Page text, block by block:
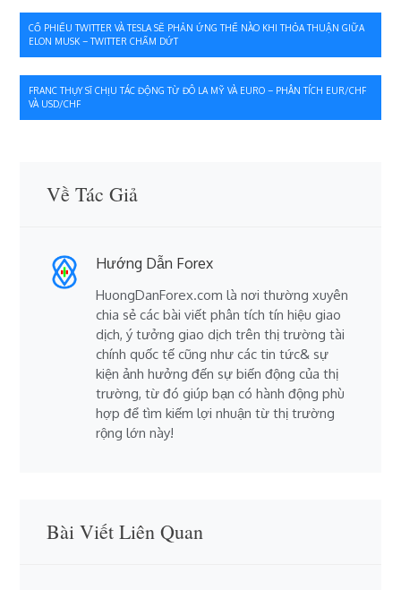
Điều
hướng
bài
viết
CỔ PHIẾU TWITTER VÀ TESLA SẼ PHẢN ỨNG THẾ NÀO KHI THỎA THUẬN GIỮA
ELON MUSK – TWITTER CHẤM DỨT
FRANC THỤY SĨ CHỊU TÁC ĐỘNG TỪ ĐÔ LA MỸ VÀ EURO – PHÂN TÍCH EUR/CHF
VÀ USD/CHF
Về Tác Giả
Hướng Dẫn Forex
HuongDanForex.com là nơi thường xuyên
chia sẻ các bài viết phân tích tín hiệu giao
dịch, ý tưởng giao dịch trên thị trường tài
chính quốc tế cũng như các tin tức& sự
kiện ảnh hưởng đến sự biến động của thị
trường, từ đó giúp bạn có hành động phù
hợp để tìm kiếm lợi nhuận từ thị trường
rộng lớn này!
Bài Viết Liên Quan